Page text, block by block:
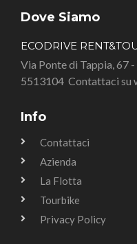
Dove Siamo
ECODRIVE
Via Ponte di Tappia, 67
5513104 Contattaci su
Info
Contattaci
Azienda
La Flotta
Tourbike
Privacy Policy